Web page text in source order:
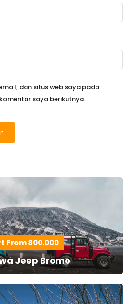
dan situs web saya pada
saya berikutnya.
From 800.000
Jeep Bromo